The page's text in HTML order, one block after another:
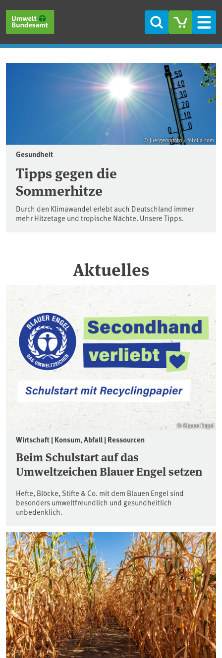
Suche
Startseite
Aktuelles
© juergenmfoto / fotolia.com
Gesundheit
Tipps gegen die
Sommerhitze
Durch den Klimawandel erlebt auch Deutschland immer
mehr Hitzetage und tropische Nächte. Unsere Tipps.
© Blauer Engel
Wirtschaft | Konsum, Abfall | Ressourcen
Beim Schulstart auf das
Umweltzeichen Blauer Engel setzen
Hefte, Blöcke, Stifte & Co. mit dem Blauen Engel sind
besonders umweltfreundlich und gesundheitlich
unbedenklich.